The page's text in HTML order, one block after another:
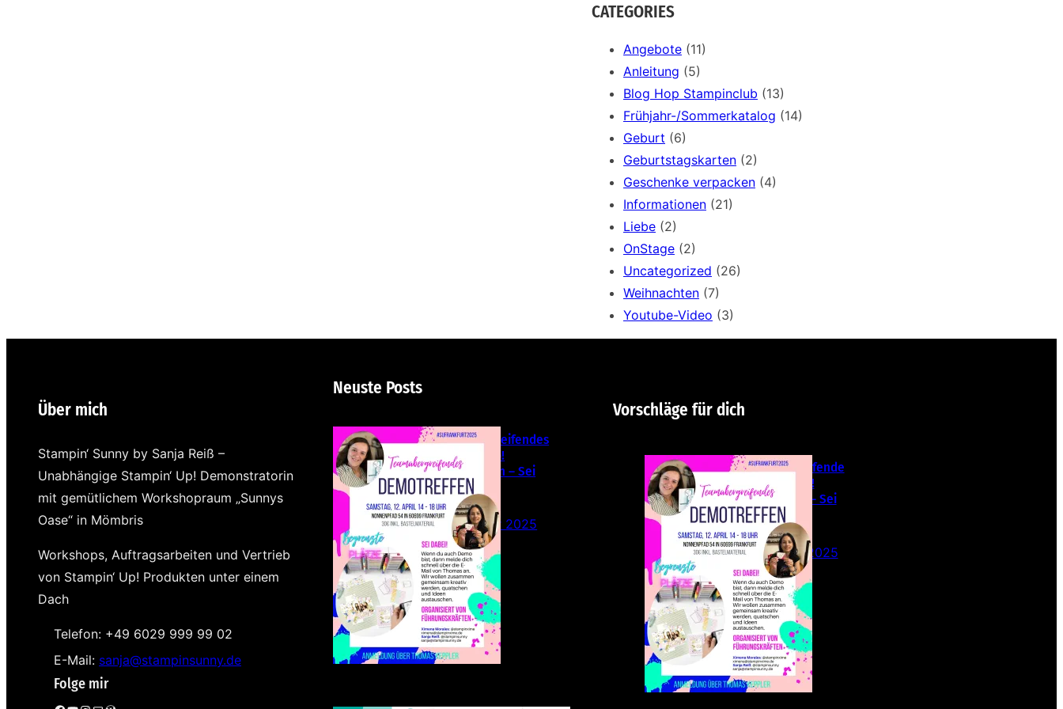
a
r
CATEGORIES
Angebote (11)
Anleitung (5)
Blog Hop Stampinclub (13)
Frühjahr-/Sommerkatalog (14)
Geburt (6)
Geburtstagskarten (2)
Geschenke verpacken (4)
Informationen (21)
Liebe (2)
OnStage (2)
Uncategorized (26)
Weihnachten (7)
Youtube-Video (3)
Über mich
Stampin‘ Sunny by Sanja Reiß –
Unabhängige Stampin‘ Up! Demonstratorin
mit gemütlichem Workshopraum „Sunnys
Oase“ in Mömbris
Workshops, Auftragsarbeiten und Vertrieb
von Stampin‘ Up! Produkten unter einem
Dach
Telefon: +49 6029 999 99 02
E-Mail: sanja@stampinsunny.de
Folge mir
Neuste Posts
Teamübergreifendes
Stampin‘ Up!
Demotreffen – Sei
dabei!
26. Februar 2025
Vorschläge für dich
Teamübergreifende
s Stampin‘ Up!
Demotreffen – Sei
dabei!
26. Februar 2025